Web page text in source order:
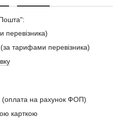
перевізника)
тарифами перевізника)
(оплата на рахунок ФОП)
карткою